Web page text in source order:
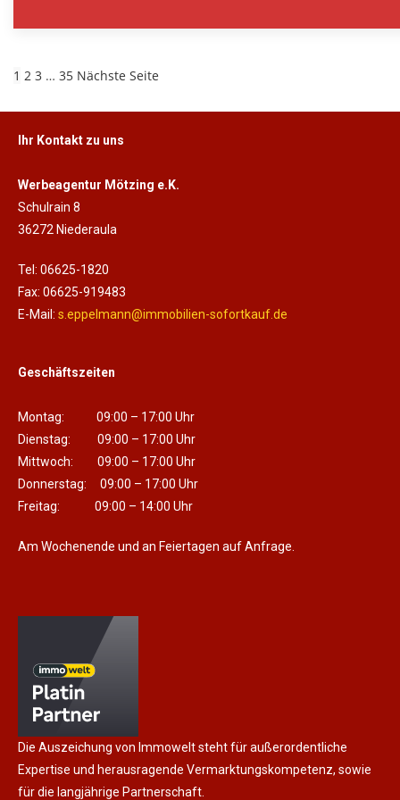
1 2 3 … 35 Nächste Seite
Ihr Kontakt zu uns
Werbeagentur Mötzing e.K.
Schulrain 8
36272 Niederaula
Tel: 06625-1820
Fax: 06625-919483
E-Mail: s.eppelmann@immobilien-sofortkauf.de
Geschäftszeiten
Montag: 09:00 – 17:00 Uhr
Dienstag: 09:00 – 17:00 Uhr
Mittwoch: 09:00 – 17:00 Uhr
Donnerstag: 09:00 – 17:00 Uhr
Freitag: 09:00 – 14:00 Uhr
Am Wochenende und an Feiertagen auf Anfrage.
Die Auszeichung von Immowelt steht für außerordentliche
Expertise und herausragende Vermarktungskompetenz, sowie
für die langjährige Partnerschaft.